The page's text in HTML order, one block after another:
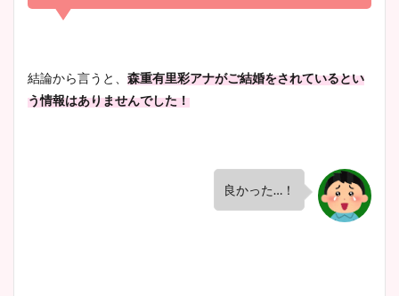
清水麻椰アナのかわいい画
大家彩香アナのかわいいカッ
プ画像まとめ！同期や実家に
結論から言うと、 森重有里彩アナがご結婚をされているとい
う情報はありませんでした！
良かった…！